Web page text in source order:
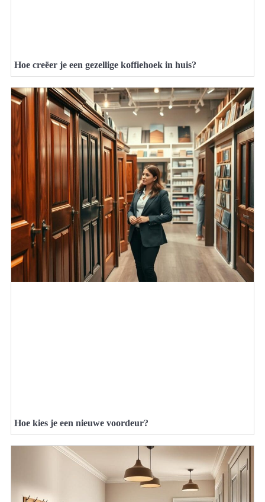
Hoe creëer je een gezellige koffiehoek in huis?
Hoe kies je een nieuwe voordeur?